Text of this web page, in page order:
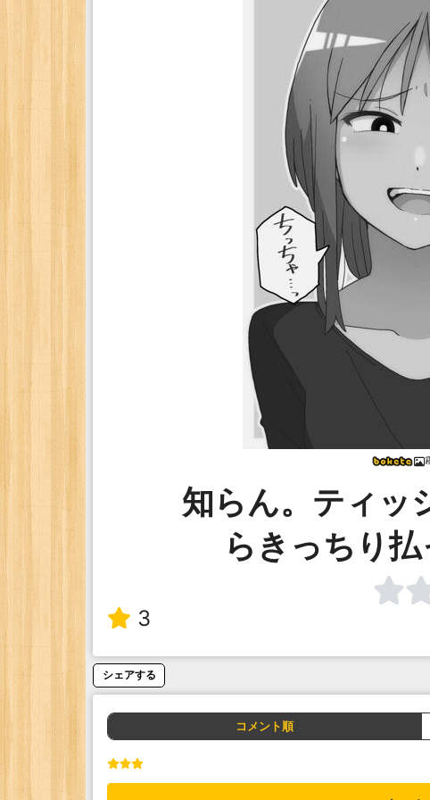
知らん。ティッ
らきっちり
3
シェアする
コメント順